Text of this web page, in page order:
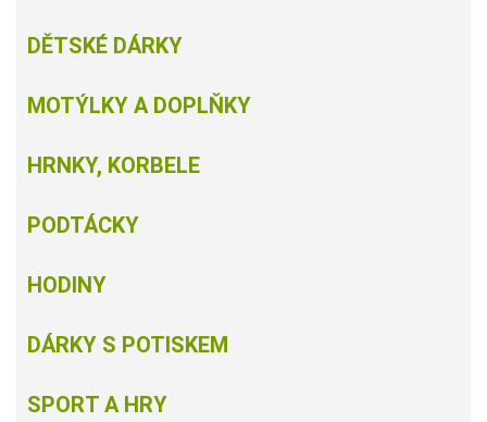
DĚTSKÉ DÁRKY
MOTÝLKY A DOPLŇKY
HRNKY, KORBELE
PODTÁCKY
HODINY
DÁRKY S POTISKEM
SPORT A HRY